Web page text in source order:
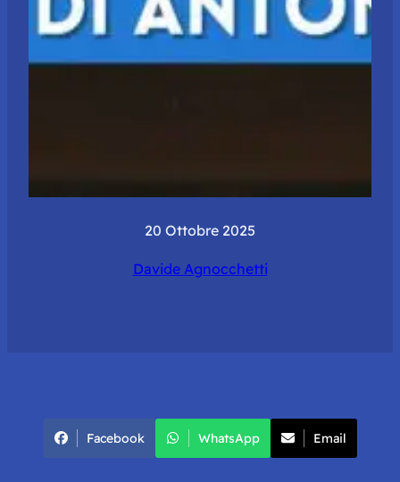
20 Ottobre 2025
Davide Agnocchetti
Facebook WhatsApp Email